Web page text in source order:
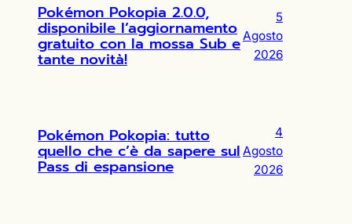
Pokémon Pokopia 2.0.0,
disponibile l’aggiornamento
gratuito con la mossa Sub e
tante novità!
5
Agosto
2026
Pokémon Pokopia: tutto
quello che c’è da sapere sul
Pass di espansione
4
Agosto
2026